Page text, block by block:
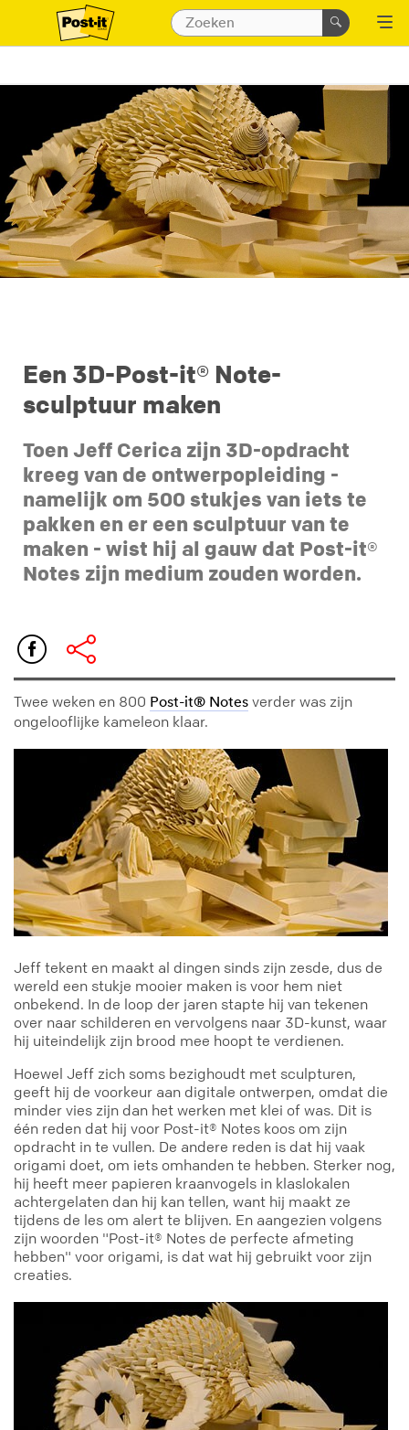
Een 3D-Post-it® Note-
sculptuur maken
Toen Jeff Cerica zijn 3D-opdracht
kreeg van de ontwerpopleiding -
namelijk om 500 stukjes van iets te
pakken en er een sculptuur van te
maken - wist hij al gauw dat Post-it®
Notes zijn medium zouden worden.
Twee weken en 800 Post-it® Notes verder was zijn
ongelooflijke kameleon klaar.
Jeff tekent en maakt al dingen sinds zijn zesde, dus de
wereld een stukje mooier maken is voor hem niet
onbekend. In de loop der jaren stapte hij van tekenen
over naar schilderen en vervolgens naar 3D-kunst, waar
hij uiteindelijk zijn brood mee hoopt te verdienen.
Hoewel Jeff zich soms bezighoudt met sculpturen,
geeft hij de voorkeur aan digitale ontwerpen, omdat die
minder vies zijn dan het werken met klei of was. Dit is
één reden dat hij voor Post-it® Notes koos om zijn
opdracht in te vullen. De andere reden is dat hij vaak
origami doet, om iets omhanden te hebben. Sterker nog,
hij heeft meer papieren kraanvogels in klaslokalen
achtergelaten dan hij kan tellen, want hij maakt ze
tijdens de les om alert te blijven. En aangezien volgens
zijn woorden "Post-it® Notes de perfecte afmeting
hebben" voor origami, is dat wat hij gebruikt voor zijn
creaties.